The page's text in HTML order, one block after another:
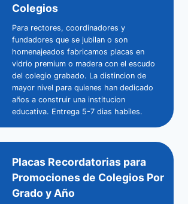
Colegios
Para rectores, coordinadores y
fundadores que se jubilan o son
homenajeados fabricamos placas en
vidrio premium o madera con el escudo
del colegio grabado. La distincion de
mayor nivel para quienes han dedicado
años a construir una institucion
educativa. Entrega 5-7 dias habiles.
Placas Recordatorias para
Promociones de Colegios Por
Grado y Año